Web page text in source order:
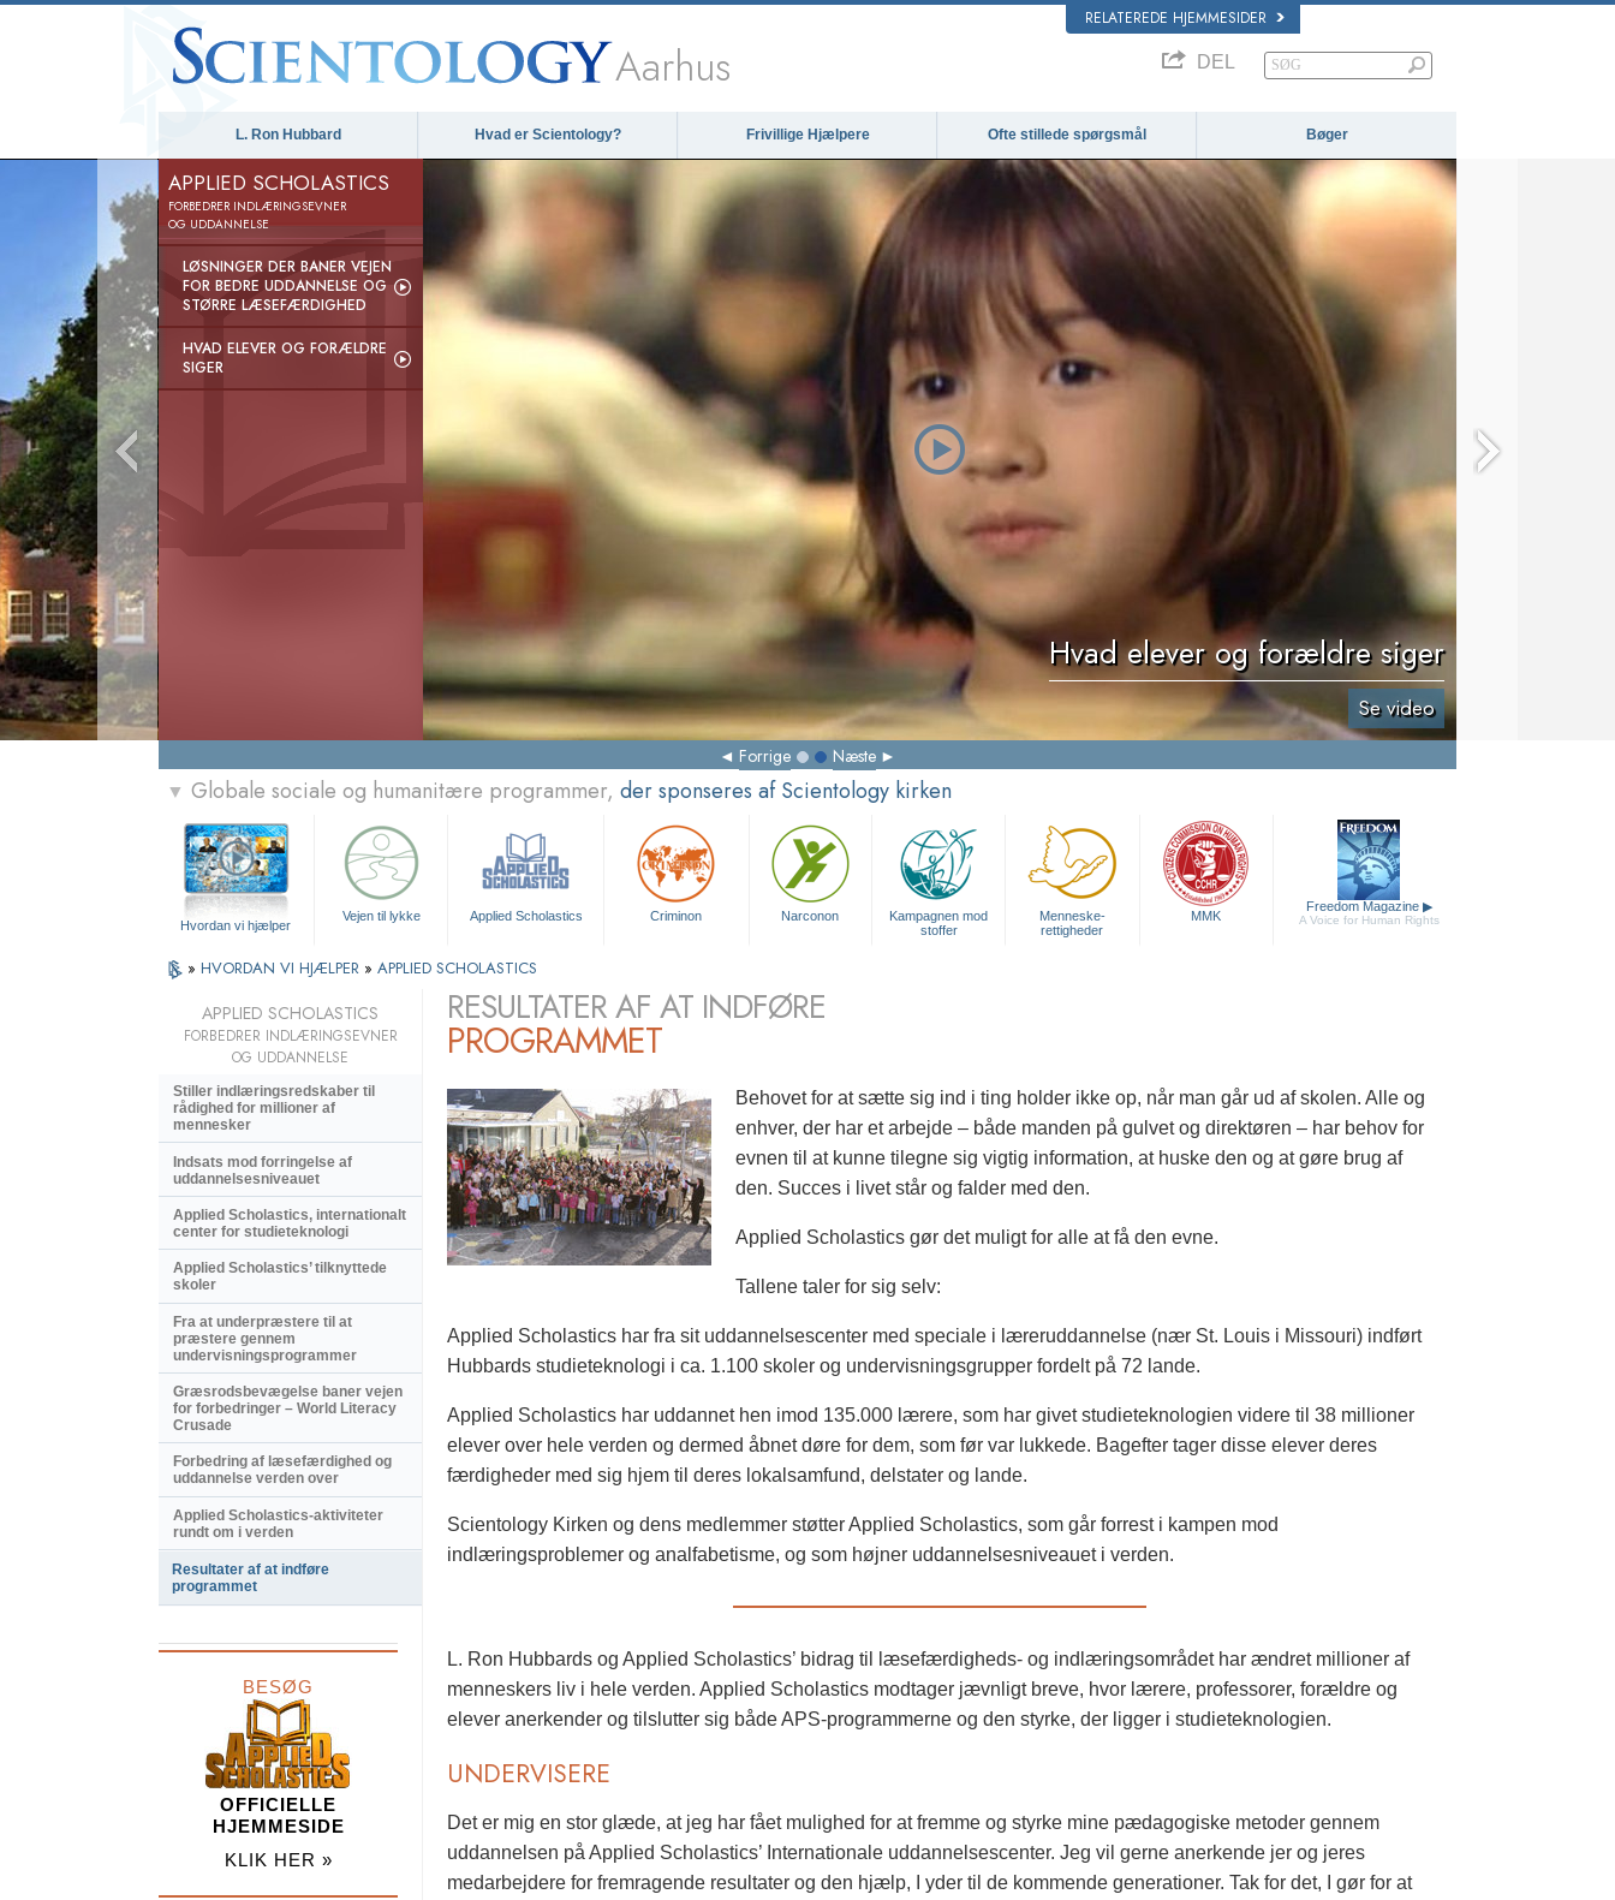
RELATEREDE HJEMMESIDER
Aarhus DEL
L. Ron Hubbard Hvad er Scientology? Frivillige Hjælpere Ofte stillede spørgsmål Bøger
APPLIED SCHOLASTICS
FORBEDRER INDLÆRINGSEVNER
OG UDDANNELSE
LØSNINGER DER BANER VEJEN
FOR BEDRE UDDANNELSE OG
STØRRE LÆSEFÆRDIGHED
HVAD ELEVER OG FORÆLDRE
SIGER
Hvad elever og forældre siger
Se video
Forrige Næste
▼ Globale sociale og humanitære programmer, der sponseres af Scientology kirken
Hvordan vi hjælper
Vejen til lykke Applied Scholastics Criminon Narconon
Kampagnen mod
stoffer
Menneske­
rettigheder
MMK
Freedom Magazine ▶
A Voice for Human Rights
» HVORDAN VI HJÆLPER » APPLIED SCHOLASTICS
RESULTATER AF AT INDFØRE
PROGRAMMET
Behovet for at sætte sig ind i ting holder ikke op, når man går ud af skolen. Alle og
enhver, der har et arbejde – både manden på gulvet og direktøren – har behov for
evnen til at kunne tilegne sig vigtig information, at huske den og at gøre brug af
den. Succes i livet står og falder med den.
Applied Scholastics gør det muligt for alle at få den evne.
Tallene taler for sig selv:
Applied Scholastics har fra sit uddannelsescenter med speciale i læreruddannelse (nær St. Louis i Missouri) indført
Hubbards studieteknologi i ca. 1.100 skoler og undervisningsgrupper fordelt på 72 lande.
Applied Scholastics har uddannet hen imod 135.000 lærere, som har givet studieteknologien videre til 38 millioner
elever over hele verden og dermed åbnet døre for dem, som før var lukkede. Bagefter tager disse elever deres
færdigheder med sig hjem til deres lokalsamfund, delstater og lande.
Scientology Kirken og dens medlemmer støtter Applied Scholastics, som går forrest i kampen mod
indlæringsproblemer og analfabetisme, og som højner uddannelsesniveauet i verden.
L. Ron Hubbards og Applied Scholastics’ bidrag til læsefærdigheds- og indlæringsområdet har ændret millioner af
menneskers liv i hele verden. Applied Scholastics modtager jævnligt breve, hvor lærere, professorer, forældre og
elever anerkender og tilslutter sig både APS-programmerne og den styrke, der ligger i studieteknologien.
UNDERVISERE
Det er mig en stor glæde, at jeg har fået mulighed for at fremme og styrke mine pædagogiske metoder gennem
uddannelsen på Applied Scholastics’ Internationale uddannelsescenter. Jeg vil gerne anerkende jer og jeres
medarbejdere for fremragende resultater og den hjælp, I yder til de kommende generationer. Tak for det, I gør for at
APPLIED SCHOLASTICS
FORBEDRER INDLÆRINGSEVNER
OG UDDANNELSE
Stiller indlæringsredskaber til
rådighed for millioner af
mennesker
Indsats mod forringelse af
uddannelsesniveauet
Applied Scholastics, internationalt
center for studieteknologi
Applied Scholastics’ tilknyttede
skoler
Fra at underpræstere til at
præstere gennem
undervisningsprogrammer
Græsrodsbevægelse baner vejen
for forbedringer – World Literacy
Crusade
Forbedring af læsefærdighed og
uddannelse verden over
Applied Scholastics-aktiviteter
rundt om i verden
Resultater af at indføre
programmet
BESØG
OFFICIELLE
HJEMMESIDE
KLIK HER »